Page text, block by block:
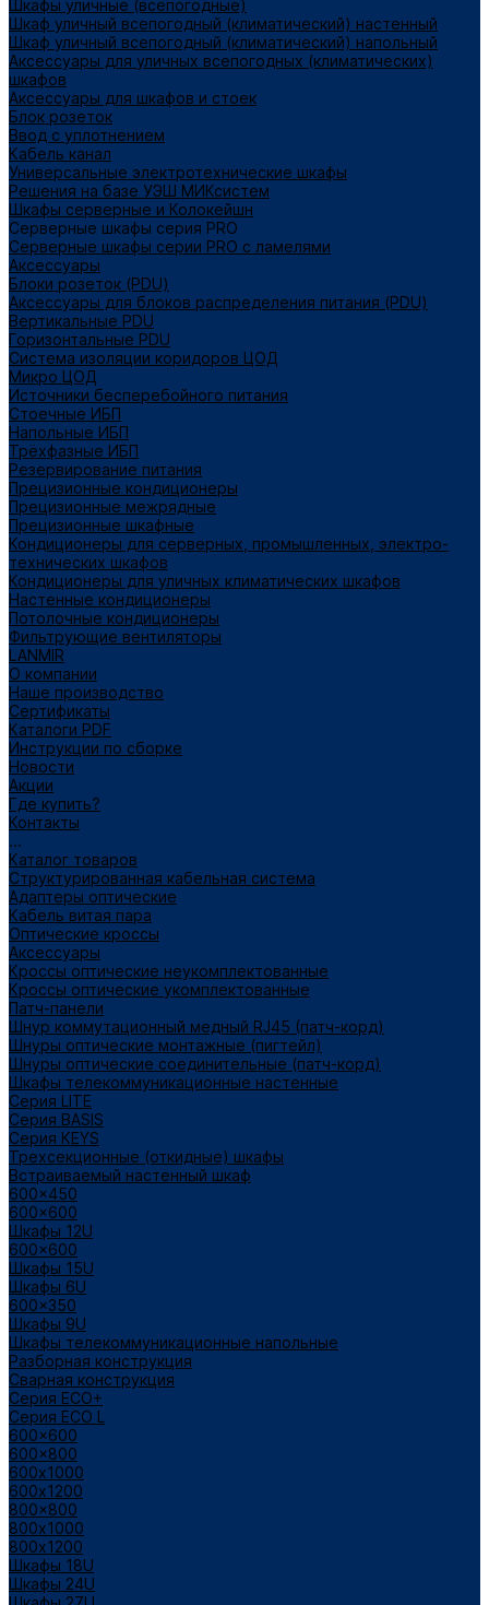
Шкафы уличные (всепогодные)
Шкаф уличный всепогодный (климатический) настенный
Шкаф уличный всепогодный (климатический) напольный
Аксессуары для уличных всепогодных (климатических)
шкафов
Аксессуары для шкафов и стоек
Блок розеток
Ввод с уплотнением
Кабель канал
Универсальные электротехнические шкафы
Решения на базе УЭШ МИКсистем
Шкафы серверные и Колокейшн
Серверные шкафы серия PRO
Серверные шкафы серии PRO с ламелями
Аксессуары
Блоки розеток (PDU)
Аксессуары для блоков распределения питания (PDU)
Вертикальные PDU
Горизонтальные PDU
Система изоляции коридоров ЦОД
Микро ЦОД
Источники бесперебойного питания
Стоечные ИБП
Напольные ИБП
Трёхфазные ИБП
Резервирование питания
Прецизионные кондиционеры
Прецизионные межрядные
Прецизионные шкафные
Кондиционеры для серверных, промышленных, электро-
технических шкафов
Кондиционеры для уличных климатических шкафов
Настенные кондиционеры
Потолочные кондиционеры
Фильтрующие вентиляторы
LANMIR
О компании
Наше производство
Сертификаты
Каталоги PDF
Инструкции по сборке
Новости
Акции
Где купить?
Контакты
...
Каталог товаров
Структурированная кабельная система
Адаптеры оптические
Кабель витая пара
Оптические кроссы
Аксессуары
Кроссы оптические неукомплектованные
Кроссы оптические укомплектованные
Патч-панели
Шнур коммутационный медный RJ45 (патч-корд)
Шнуры оптические монтажные (пигтейл)
Шнуры оптические соединительные (патч-корд)
Шкафы телекоммуникационные настенные
Cерия LITE
Cерия BASIS
Cерия KEYS
Трехсекционные (откидные) шкафы
Встраиваемый настенный шкаф
600x450
600x600
Шкафы 12U
600x600
Шкафы 15U
Шкафы 6U
600x350
Шкафы 9U
Шкафы телекоммуникационные напольные
Разборная конструкция
Сварная конструкция
Серия ECO+
Серия ECO L
600x600
600x800
600х1000
600х1200
800x800
800х1000
800х1200
Шкафы 18U
Шкафы 24U